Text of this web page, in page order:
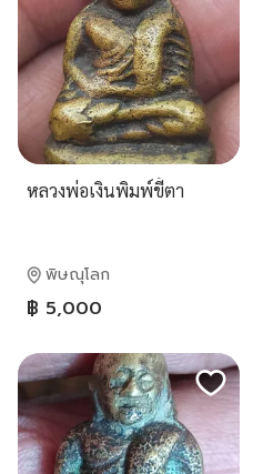
หลวงพ่อเงินพิมพ์ขี้ตา
พิษณุโลก
฿ 5,000